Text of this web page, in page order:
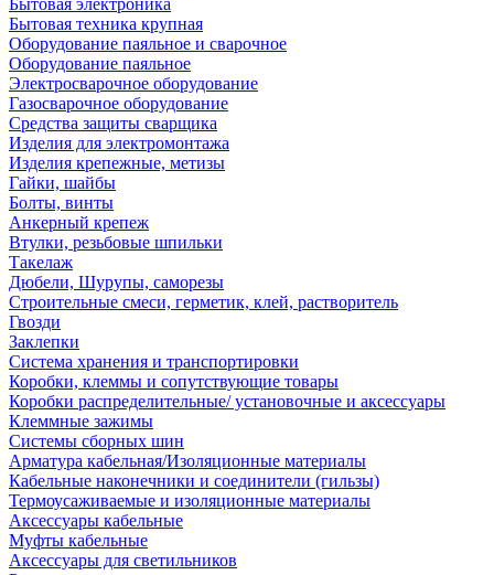
Бытовая электроника
Бытовая техника крупная
Оборудование паяльное и сварочное
Оборудование паяльное
Электросварочное оборудование
Газосварочное оборудование
Средства защиты сварщика
Изделия для электромонтажа
Изделия крепежные, метизы
Гайки, шайбы
Болты, винты
Анкерный крепеж
Втулки, резьбовые шпильки
Такелаж
Дюбели, Шурупы, саморезы
Строительные смеси, герметик, клей, растворитель
Гвозди
Заклепки
Система хранения и транспортировки
Коробки, клеммы и сопутствующие товары
Коробки распределительные/ установочные и аксессуары
Клеммные зажимы
Системы сборных шин
Арматура кабельная/Изоляционные материалы
Кабельные наконечники и соединители (гильзы)
Термоусаживаемые и изоляционные материалы
Аксессуары кабельные
Муфты кабельные
Аксессуары для светильников